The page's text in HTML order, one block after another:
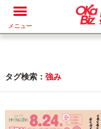
メニュー
タグ検索： 強み